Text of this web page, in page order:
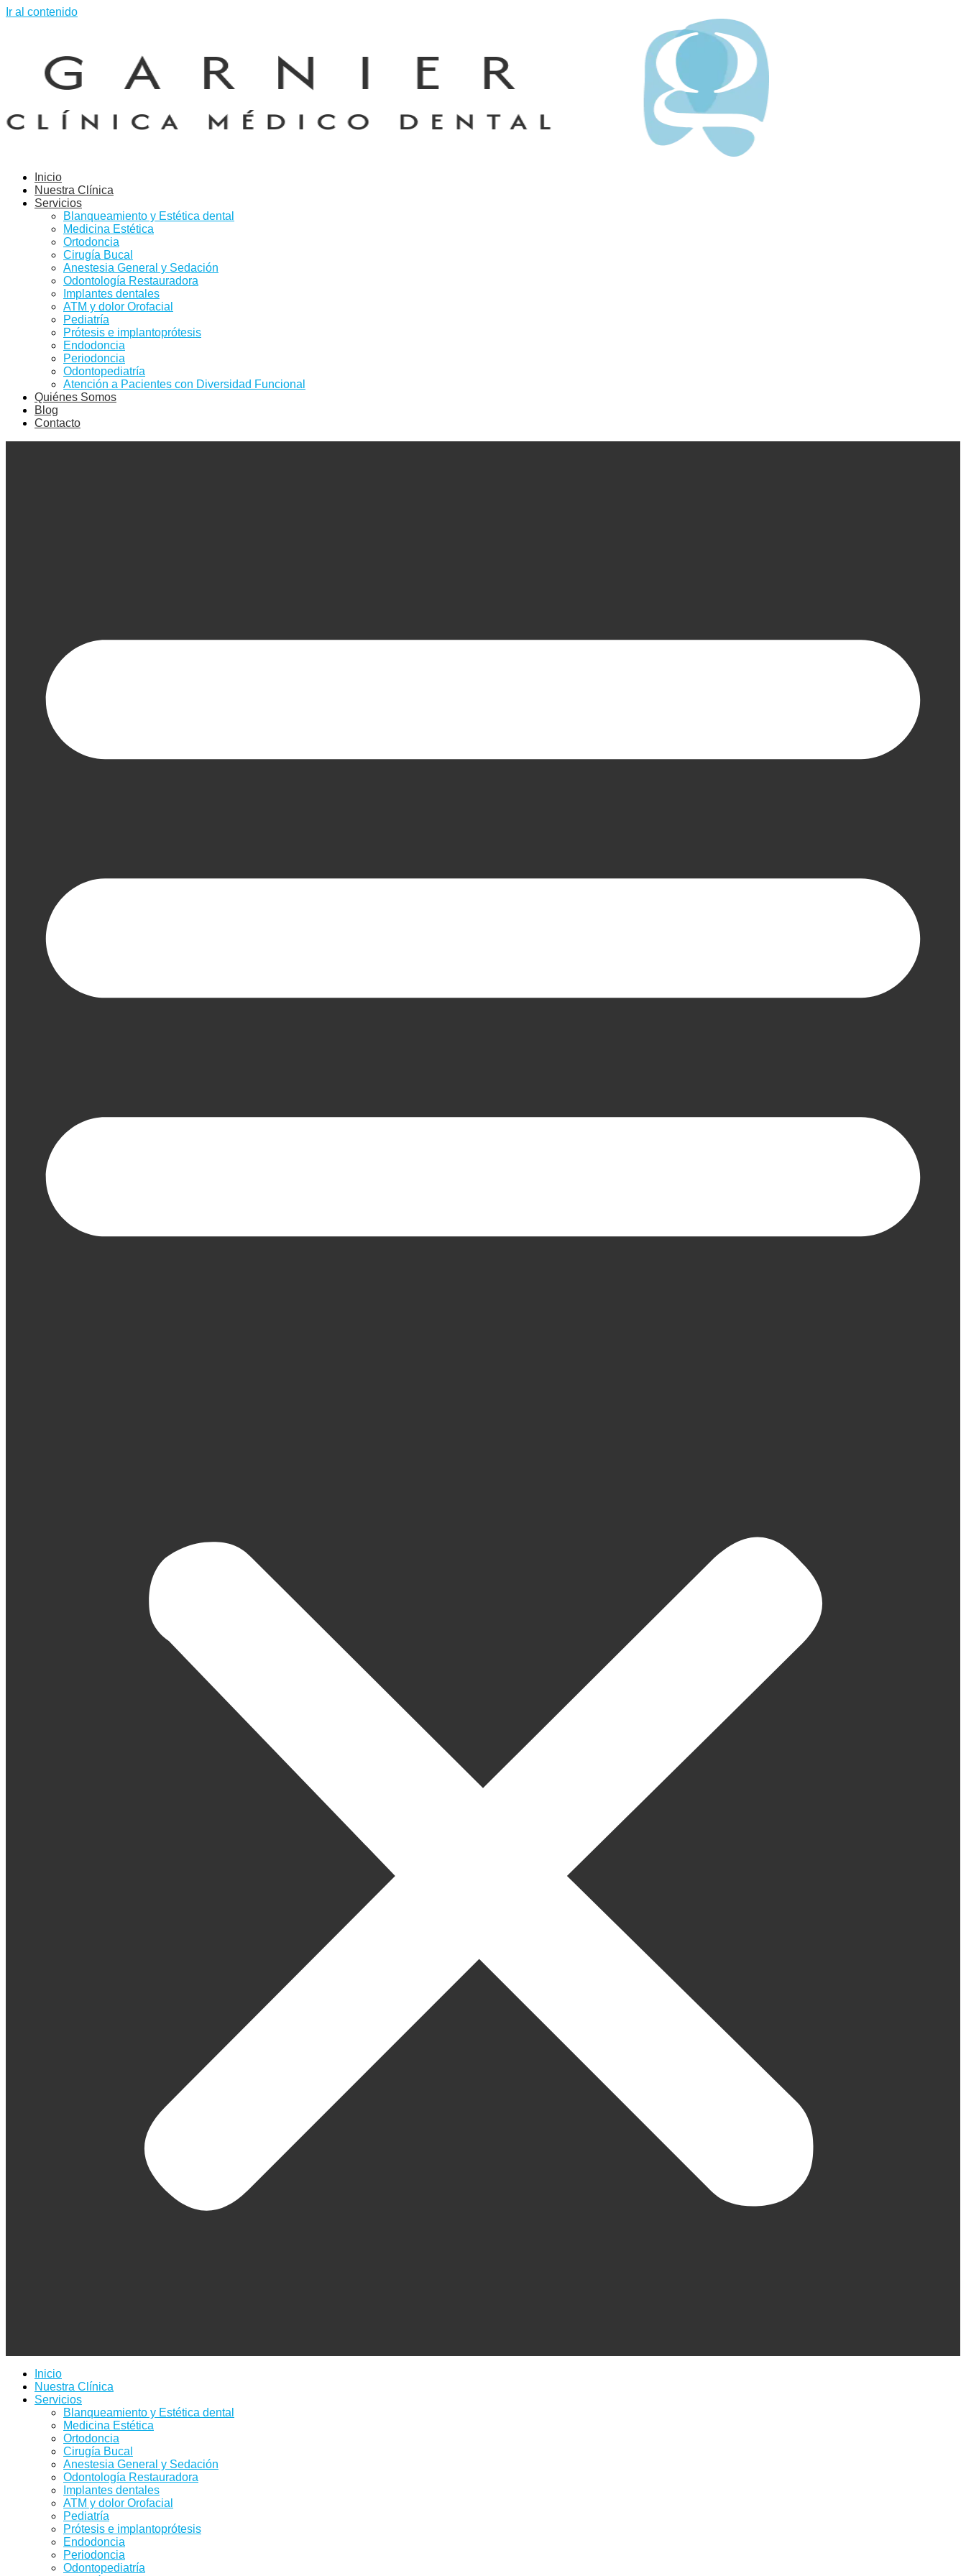
Ir al contenido
Inicio
Nuestra Clínica
Servicios
Blanqueamiento y Estética dental
Medicina Estética
Ortodoncia
Cirugía Bucal
Anestesia General y Sedación
Odontología Restauradora
Implantes dentales
ATM y dolor Orofacial
Pediatría
Prótesis e implantoprótesis
Endodoncia
Periodoncia
Odontopediatría
Atención a Pacientes con Diversidad Funcional
Quiénes Somos
Blog
Contacto
Inicio
Nuestra Clínica
Servicios
Blanqueamiento y Estética dental
Medicina Estética
Ortodoncia
Cirugía Bucal
Anestesia General y Sedación
Odontología Restauradora
Implantes dentales
ATM y dolor Orofacial
Pediatría
Prótesis e implantoprótesis
Endodoncia
Periodoncia
Odontopediatría